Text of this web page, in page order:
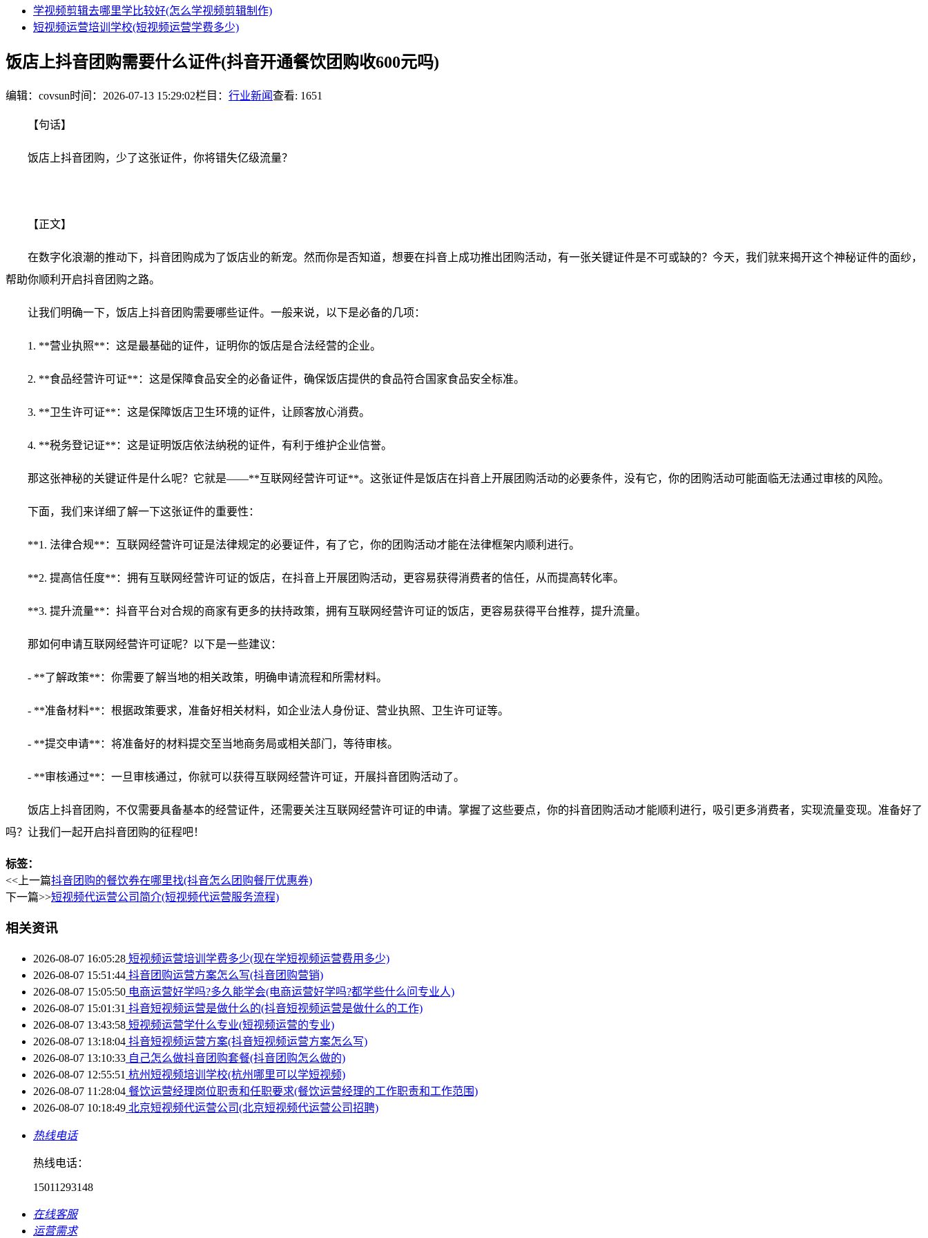
学视频剪辑去哪里学比较好(怎么学视频剪辑制作)
短视频运营培训学校(短视频运营学费多少)
饭店上抖音团购需要什么证件(抖音开通餐饮团购收600元吗)
编辑：covsun时间：2026-07-13 15:29:02栏目： 行业新闻查看: 1651
【句话】
饭店上抖音团购，少了这张证件，你将错失亿级流量？
【正文】
在数字化浪潮的推动下，抖音团购成为了饭店业的新宠。然而你是否知道，想要在抖音上成功推出团购活动，有一张关键证件是不可或缺的？今天，我们就来揭开这个神秘证件的面纱，
帮助你顺利开启抖音团购之路。
让我们明确一下，饭店上抖音团购需要哪些证件。一般来说，以下是必备的几项：
1. **营业执照**：这是最基础的证件，证明你的饭店是合法经营的企业。
2. **食品经营许可证**：这是保障食品安全的必备证件，确保饭店提供的食品符合国家食品安全标准。
3. **卫生许可证**：这是保障饭店卫生环境的证件，让顾客放心消费。
4. **税务登记证**：这是证明饭店依法纳税的证件，有利于维护企业信誉。
那这张神秘的关键证件是什么呢？它就是——**互联网经营许可证**。这张证件是饭店在抖音上开展团购活动的必要条件，没有它，你的团购活动可能面临无法通过审核的风险。
下面，我们来详细了解一下这张证件的重要性：
**1. 法律合规**：互联网经营许可证是法律规定的必要证件，有了它，你的团购活动才能在法律框架内顺利进行。
**2. 提高信任度**：拥有互联网经营许可证的饭店，在抖音上开展团购活动，更容易获得消费者的信任，从而提高转化率。
**3. 提升流量**：抖音平台对合规的商家有更多的扶持政策，拥有互联网经营许可证的饭店，更容易获得平台推荐，提升流量。
那如何申请互联网经营许可证呢？以下是一些建议：
- **了解政策**：你需要了解当地的相关政策，明确申请流程和所需材料。
- **准备材料**：根据政策要求，准备好相关材料，如企业法人身份证、营业执照、卫生许可证等。
- **提交申请**：将准备好的材料提交至当地商务局或相关部门，等待审核。
- **审核通过**：一旦审核通过，你就可以获得互联网经营许可证，开展抖音团购活动了。
饭店上抖音团购，不仅需要具备基本的经营证件，还需要关注互联网经营许可证的申请。掌握了这些要点，你的抖音团购活动才能顺利进行，吸引更多消费者，实现流量变现。准备好了
吗？让我们一起开启抖音团购的征程吧！
标签：
<<上一篇抖音团购的餐饮券在哪里找(抖音怎么团购餐厅优惠券)
下一篇>>短视频代运营公司简介(短视频代运营服务流程)
相关资讯
2026-08-07 16:05:28 短视频运营培训学费多少(现在学短视频运营费用多少)
2026-08-07 15:51:44 抖音团购运营方案怎么写(抖音团购营销)
2026-08-07 15:05:50 电商运营好学吗?多久能学会(电商运营好学吗?都学些什么问专业人)
2026-08-07 15:01:31 抖音短视频运营是做什么的(抖音短视频运营是做什么的工作)
2026-08-07 13:43:58 短视频运营学什么专业(短视频运营的专业)
2026-08-07 13:18:04 抖音短视频运营方案(抖音短视频运营方案怎么写)
2026-08-07 13:10:33 自己怎么做抖音团购套餐(抖音团购怎么做的)
2026-08-07 12:55:51 杭州短视频培训学校(杭州哪里可以学短视频)
2026-08-07 11:28:04 餐饮运营经理岗位职责和任职要求(餐饮运营经理的工作职责和工作范围)
2026-08-07 10:18:49 北京短视频代运营公司(北京短视频代运营公司招聘)
热线电话
热线电话：
15011293148
在线客服
运营需求